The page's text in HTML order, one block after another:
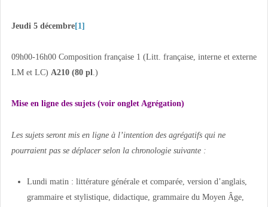
Jeudi 5 décembre[1]
09h00-16h00 Composition française 1 (Litt. française, interne et externe
LM et LC) A210 (80 pl.)
Mise en ligne des sujets (voir onglet Agrégation)
Les sujets seront mis en ligne à l’intention des agrégatifs qui ne
pourraient pas se déplacer selon la chronologie suivante :
Lundi matin : littérature générale et comparée, version d’anglais,
grammaire et stylistique, didactique, grammaire du Moyen Âge,